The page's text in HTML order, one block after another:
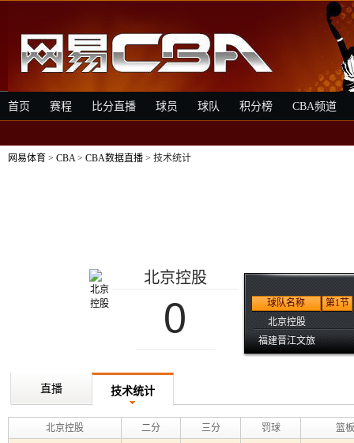
首页 赛程 比分直播 球员 球队 积分榜 CBA频道
网易体育 > CBA> CBA数据直播 > 技术统计
北京控股
0 球队名称
第1节
北京控股
福建晋江文旅
直播 技术统计
北京控股 二分 三分 罚球
篮